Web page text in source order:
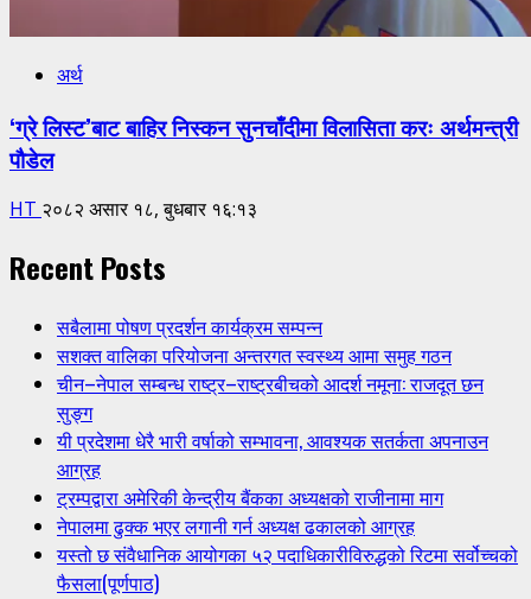
अर्थ
‘ग्रे लिस्ट’बाट बाहिर निस्कन सुनचाँदीमा विलासिता करः अर्थमन्त्री
पौडेल
HT २०८२ असार १८, बुधबार १६:१३
Recent Posts
सबैलामा पोषण प्रदर्शन कार्यक्रम सम्पन्न
सशक्त वालिका परियोजना अन्तरगत स्वस्थ्य आमा समुह गठन
चीन–नेपाल सम्बन्ध राष्ट्र–राष्ट्रबीचको आदर्श नमूना: राजदूत छन
सुङ्ग
यी प्रदेशमा धेरै भारी वर्षाको सम्भावना, आवश्यक सतर्कता अपनाउन
आग्रह
ट्रम्पद्वारा अमेरिकी केन्द्रीय बैंकका अध्यक्षको राजीनामा माग
नेपालमा ढुक्क भएर लगानी गर्न अध्यक्ष ढकालको आग्रह
यस्तो छ संवैधानिक आयोगका ५२ पदाधिकारीविरुद्धको रिटमा सर्वोच्चको
फैसला(पूर्णपाठ)